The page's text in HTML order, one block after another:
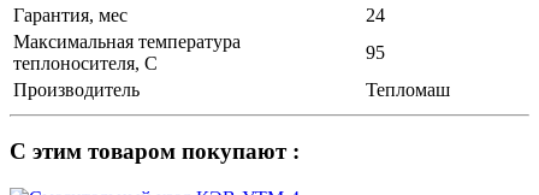
Гарантия, мес
24
Максимальная температура
теплоносителя, С
95
Производитель
Тепломаш
С этим товаром покупают :